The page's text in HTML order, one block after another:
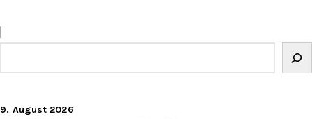
Inhalt
springen
9. August 2026